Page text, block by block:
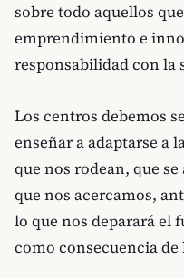
sobre todo aquellos
emprendimiento e
responsabilidad con la
Los centros debemos
enseñar a adaptarse a
que nos rodean, que
que nos acercamos,
lo que nos deparará el
como consecuencia